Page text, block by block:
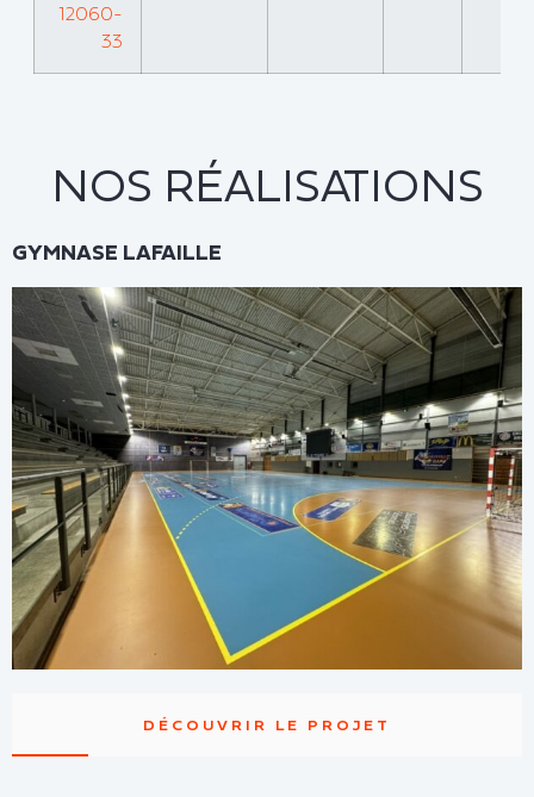
12060-
33
NOS RÉALISATIONS
GYMNASE LAFAILLE
DÉCOUVRIR LE PROJET